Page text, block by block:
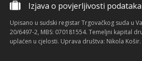
Izjava o povjerljivosti podataka
Upisano u sudski registar Trgovačkog suda u
20/6497-2, MBS: 070181554. Temeljni kapital
uplaćen u cjelosti. Uprava društva: Nikola Košir.